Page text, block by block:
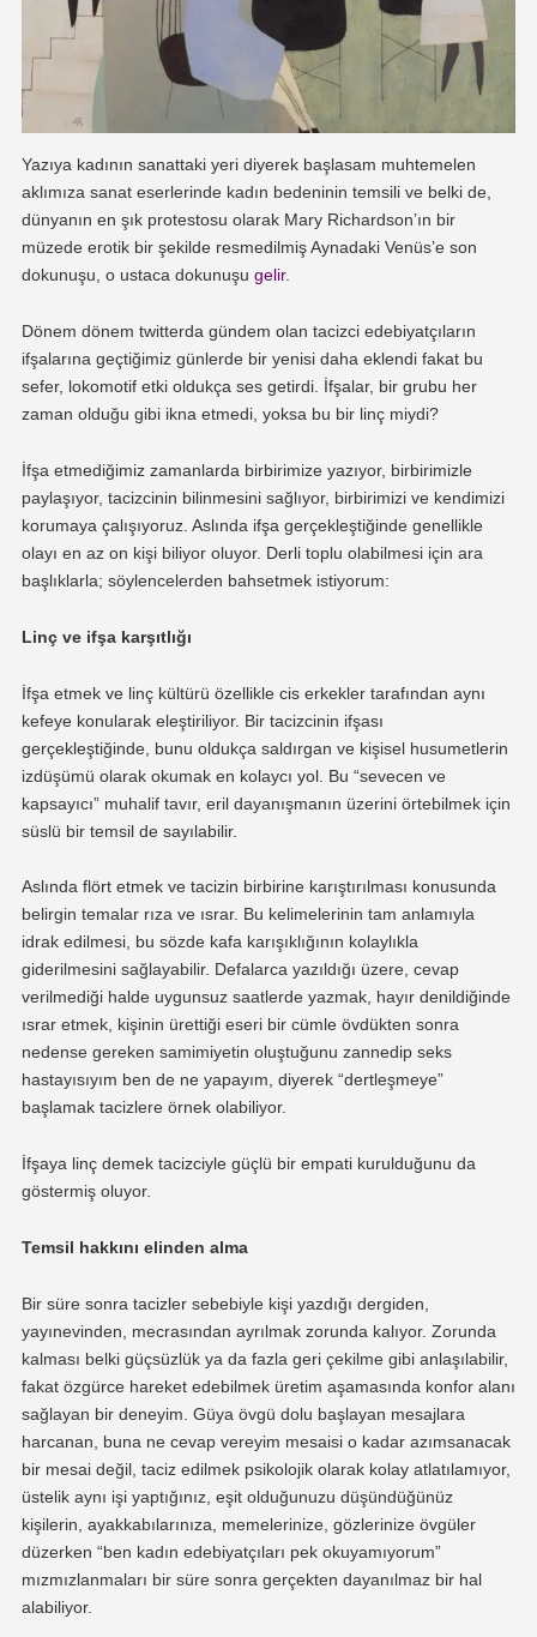
Yazıya kadının sanattaki yeri diyerek başlasam muhtemelen
aklımıza sanat eserlerinde kadın bedeninin temsili ve belki de,
dünyanın en şık protestosu olarak Mary Richardson’ın bir
müzede erotik bir şekilde resmedilmiş Aynadaki Venüs’e son
dokunuşu, o ustaca dokunuşu gelir.
Dönem dönem twitterda gündem olan tacizci edebiyatçıların
ifşalarına geçtiğimiz günlerde bir yenisi daha eklendi fakat bu
sefer, lokomotif etki oldukça ses getirdi. İfşalar, bir grubu her
zaman olduğu gibi ikna etmedi, yoksa bu bir linç miydi?
İfşa etmediğimiz zamanlarda birbirimize yazıyor, birbirimizle
paylaşıyor, tacizcinin bilinmesini sağlıyor, birbirimizi ve kendimizi
korumaya çalışıyoruz. Aslında ifşa gerçekleştiğinde genellikle
olayı en az on kişi biliyor oluyor. Derli toplu olabilmesi için ara
başlıklarla; söylencelerden bahsetmek istiyorum:
Linç ve ifşa karşıtlığı
İfşa etmek ve linç kültürü özellikle cis erkekler tarafından aynı
kefeye konularak eleştiriliyor. Bir tacizcinin ifşası
gerçekleştiğinde, bunu oldukça saldırgan ve kişisel husumetlerin
izdüşümü olarak okumak en kolaycı yol. Bu “sevecen ve
kapsayıcı” muhalif tavır, eril dayanışmanın üzerini örtebilmek için
süslü bir temsil de sayılabilir.
Aslında flört etmek ve tacizin birbirine karıştırılması konusunda
belirgin temalar rıza ve ısrar. Bu kelimelerinin tam anlamıyla
idrak edilmesi, bu sözde kafa karışıklığının kolaylıkla
giderilmesini sağlayabilir. Defalarca yazıldığı üzere, cevap
verilmediği halde uygunsuz saatlerde yazmak, hayır denildiğinde
ısrar etmek, kişinin ürettiği eseri bir cümle övdükten sonra
nedense gereken samimiyetin oluştuğunu zannedip seks
hastayısıyım ben de ne yapayım, diyerek “dertleşmeye”
başlamak tacizlere örnek olabiliyor.
İfşaya linç demek tacizciyle güçlü bir empati kurulduğunu da
göstermiş oluyor.
Temsil hakkını elinden alma
Bir süre sonra tacizler sebebiyle kişi yazdığı dergiden,
yayınevinden, mecrasından ayrılmak zorunda kalıyor. Zorunda
kalması belki güçsüzlük ya da fazla geri çekilme gibi anlaşılabilir,
fakat özgürce hareket edebilmek üretim aşamasında konfor alanı
sağlayan bir deneyim. Güya övgü dolu başlayan mesajlara
harcanan, buna ne cevap vereyim mesaisi o kadar azımsanacak
bir mesai değil, taciz edilmek psikolojik olarak kolay atlatılamıyor,
üstelik aynı işi yaptığınız, eşit olduğunuzu düşündüğünüz
kişilerin, ayakkabılarınıza, memelerinize, gözlerinize övgüler
düzerken “ben kadın edebiyatçıları pek okuyamıyorum”
mızmızlanmaları bir süre sonra gerçekten dayanılmaz bir hal
alabiliyor.